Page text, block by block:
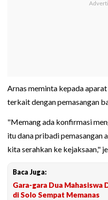
Arnas meminta kepada
terkait dengan pemasangan
"Memang ada konfirmasi
itu dana pribadi pemasangan
kita serahkan ke kejaksaan,"
Baca Juga:
Gara-gara Dua
di Solo Sempat Memanas